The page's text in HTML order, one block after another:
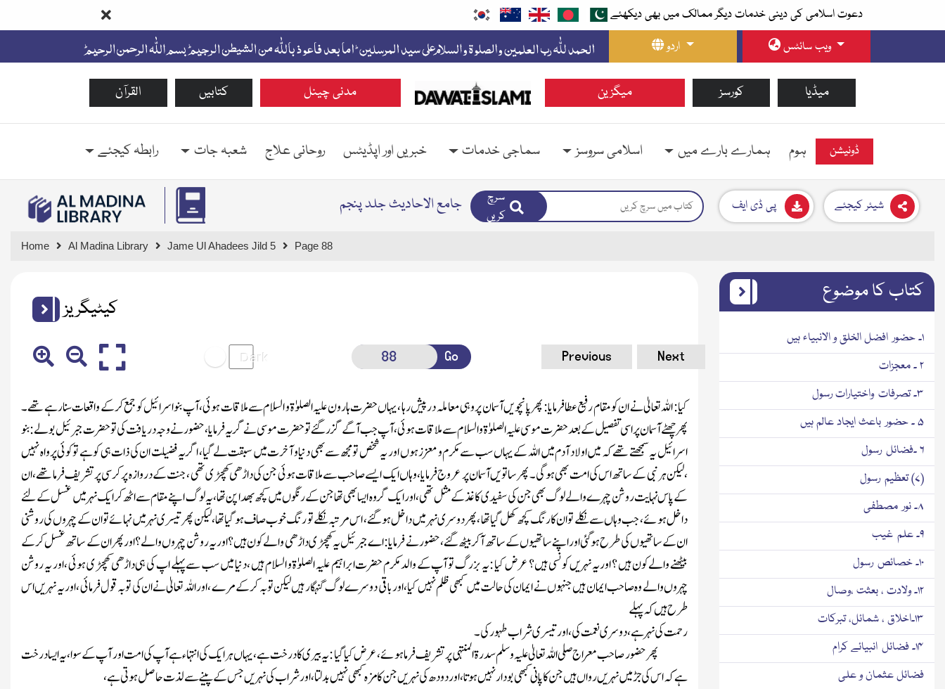
دعوت اسلامی کی دینی خدمات دیگر ممالک میں بھی دیکھئے
اردو
ویب سائٹس
القرآن کتابیں مدنی چینل میگزین کورسز میڈیا
ہوم ہمارے بارے میں اسلامی سروسز سماجی خدمات خبریں اور اپڈیٹس روحانی علاج شعبہ جات رابطہ کیجئے ڈونیشن
جامع الاحادیث جلد پنجم
سرچ
کریں
پی ڈی ایف شیئر کیجئے
Home Al Madina Library Jame Ul Ahadees Jild 5 Page 88
کیٹیگریز
Go Previous Next
کیا : اللہ تعالیٰ نے ان کو مقام رفیع عطا فرمایا: پھر پانچویں آسمان پر وہی معاملہ در پیش رہا ، یہاں حضرت ہارون علیہ الصلوٰۃ و السلام سے ملاقات ہوئی ، آپ بنو اسرائیل کو جمع کر کے واقعات سنا رہے تھے ۔
پھر چھٹے آسمان پر اسی تفصیل کے بعدحضرت موسی علیہ الصلوٰۃ و السلام سے ملاقات ہوئی ، آپ جب آگے گزر گئے تو حضرت موسی نے گریہ فرمایا ، حضور نے وجہ دریافت کی تو حضرت جبرئیل بولے : بنو
اسرائیل یہ سمجھتے تھے کہ میں اولاد آدم میں اللہ کے یہاں سب سے مکرم و معزز ہوں اور یہ شخص تو مجھ سے بھی دنیاو آخرت میں سبقت لے گیا ، اگر یہ فضیلت ان کی ذات ہی کو ہے توکوئی پرواہ نہیں
،لیکن ہر نبی کے ساتھ اس کی امت بھی ہو گی ۔ پھر ساتویں آسمان پر عروج فرمایا ، وہاں ایک ایسے صاحب سے ملاقات ہوئی جن کی داڑھی کھچڑی تھی ، جنت کے دروازہ پر کرسی پر تشریف فرما تھے ، ان
کے پاس نہایت روشن چہرے والے لوگ بھی جن کی سفیدی کاغذ کے مثل تھی ، اور ایک گروہ ایسا بھی تھا جن کے رنگوں میں کچھ بھدا پن تھا ، یہ لوگ اپنے مقام سے اٹھ کر ایک نہرمیں غسل کے لئے
داخل ہوئے ، جب وہاں سے نکلے تو ان کا رنگ کچھ کھل گیا تھا ، پھر دوسری نہر میں داخل ہو گئے ، اس مرتبہ نکلے تو رنگ خوب صاف ہو گیا تھا ، لیکن پھر تیسری نہر میں نہائے تو ان کے چہروں کی روشنی
ان کے ساتھیوں کی طرح ہوگئی اور اپنے ساتھیوں کے ساتھ آکر بیٹھ گئے ، حضور نے فرمایا: اے جبرئیل یہ کھچڑی داڑھی والے کون ہیں ؟ اور یہ روشن چہروں والے ؟ اور پھر ان کے ساتھ غسل کر کے
بیٹھنے والے کون ہیں ؟ اور یہ نہریں کونسی ہیں ؟ عرض کیا : یہ بزرگ تو آپ کے والد مکرم حضرت ابراہیم علیہ الصلوٰۃ و السلام ہیں ، دنیا میں سب سے پہلے اپ کی ہی داڑھی کھچڑی ہوئی ، اور یہ روشن
چہروں والے وہ صاحب ایمان ہیں جنہوں نے ایمان کی حالت میں کبھی ظلم نہیں کیا ، اورباقی دوسرے لوگ گنہگار ہیں لیکن توبہ کر کے مرے ، اور اللہ تعالیٰ نے ان کی توبہ قول فرمائی ، اور یہ نہریں اس
طرح ہیں کہ پہلے
رحمت کی نہر ہے ، دوسری نعمت کی ، اور تیسری شراب طہور کی ۔
پھر حضور صاحب معراجصلی اللہ تعالیٰ علیہ وسلم سدرۃ المنتہی پر تشریف فرماہوئے ، عرض کیا گیا : یہ بیری کا درخت ہے ، یہاں ہر ایک کی انتہاء ہے آپ کی امت اور آ پ کے سوا ، یہ ایسا درخت
ہے کہ اس کی جڑ میں نہریں رواں ہیں جن کا پانی کبھی بودار نہیں ہوتا ، اور دودھ کی نہریں جن کا مزہ کبھی نہیں بدلتا ، اور شراب کی نہریں جس کے پینے سے لذت حاصل ہوتی ہے ،
کتاب کا موضوع
۱۔ حضور افضل الخلق و الانبیاء ہیں
۲ ۔ معجزات
۳۔ تصرفات واختیارات رسول
۵ ۔ حضور باعث ایجاد عالم ہیں
۶ ۔فضائل رسول
(۷) تعظیم رسول
۸۔ نور مصطفی
۹۔ علم غیب
۱۰۔ خصائص رسول
۱۲۔ ولادت ، بعثت ،وصال
۱۳۔اخلاق ، شمائل، تبرکات
۱۴۔ فضائل انبیائے کرام
فضائل عثمان و علی